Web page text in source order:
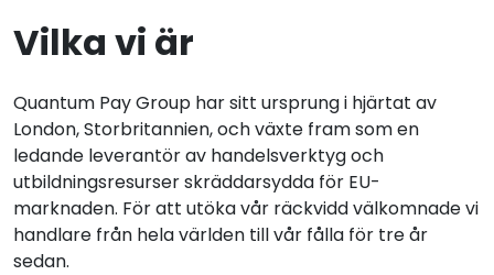
Vilka vi är
Quantum Pay Group har sitt ursprung i hjärtat av
London, Storbritannien, och växte fram som en
ledande leverantör av handelsverktyg och
utbildningsresurser skräddarsydda för EU-
marknaden. För att utöka vår räckvidd välkomnade vi
handlare från hela världen till vår fålla för tre år
sedan.